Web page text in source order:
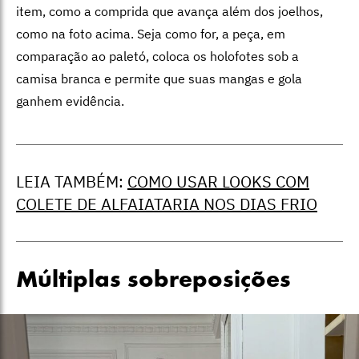
item, como a comprida que avança além dos joelhos,
como na foto acima. Seja como for, a peça, em
comparação ao paletó, coloca os holofotes sob a
camisa branca e permite que suas mangas e gola
ganhem evidência.
LEIA TAMBÉM: COMO USAR LOOKS COM
COLETE DE ALFAIATARIA NOS DIAS FRIO
Múltiplas sobreposições